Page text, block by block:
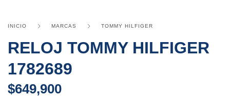
INICIO MARCAS TOMMY HILFIGER
RELOJ TOMMY HILFIGER
1782689
$649,900